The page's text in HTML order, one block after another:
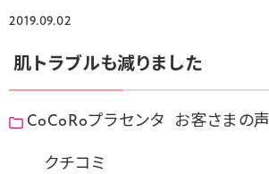
2019.09.02
肌トラブルも減りました
CoCoRoプラセンタ お客さまの声
クチコミ